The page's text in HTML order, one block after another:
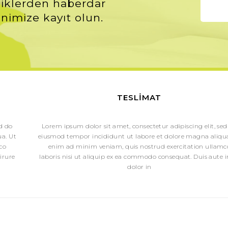
haberdar
kayıt olun.
do
Ut
TESLIMAT
Lorem ipsum dolor sit amet, consectetur adipiscing elit,
eiusmod tempor incididunt ut labore et dolore magna
enim ad minim veniam, quis nostrud exercitation
laboris nisi ut aliquip ex ea commodo consequat. Duis aute
dolor in